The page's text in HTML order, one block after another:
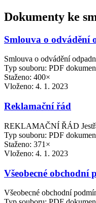
Dokumenty ke
Smlouva o odvádění
Smlouva o odvádění
Typ souboru: PDF
Staženo: 400×
Vloženo: 4. 1. 2023
Reklamační řád
REKLAMAČNÍ ŘÁD
Typ souboru: PDF
Staženo: 371×
Vloženo: 4. 1. 2023
Všeobecné obchodní
Všeobecné obchodní